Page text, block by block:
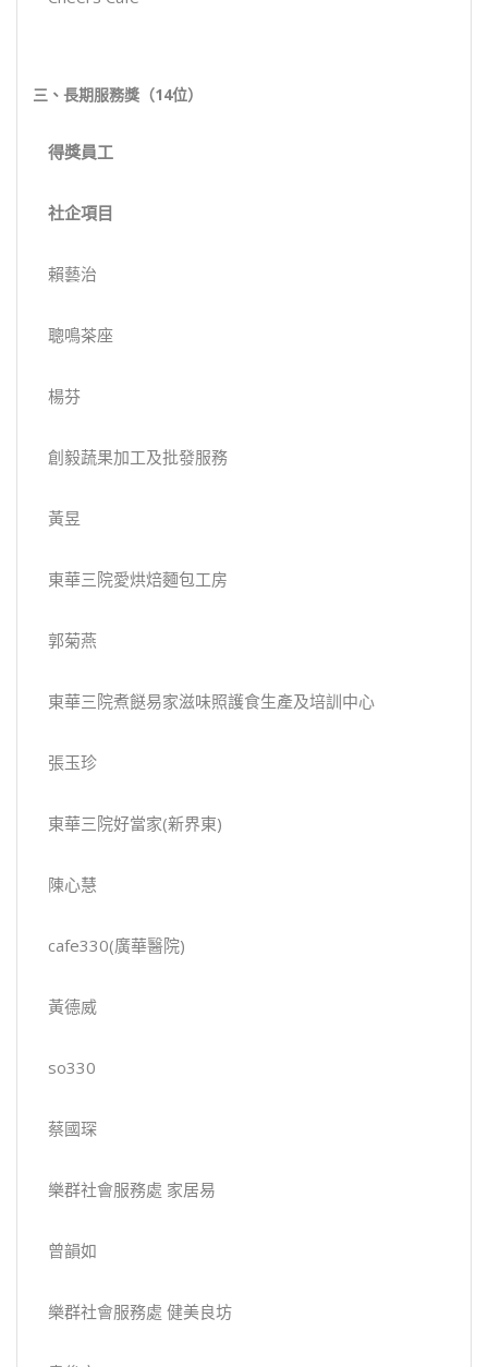
三、長期服務獎（14位）
得獎員工
社企項目
賴藝治
聰鳴茶座
楊芬
創毅蔬果加工及批發服務
黃昱
東華三院愛烘焙麵包工房
郭菊燕
東華三院煮餸易家滋味照護食生產及培訓中心
張玉珍
東華三院好當家(新界東)
陳心慧
cafe330(廣華醫院)
黃德威
so330
蔡國琛
樂群社會服務處 家居易
曾韻如
樂群社會服務處 健美良坊